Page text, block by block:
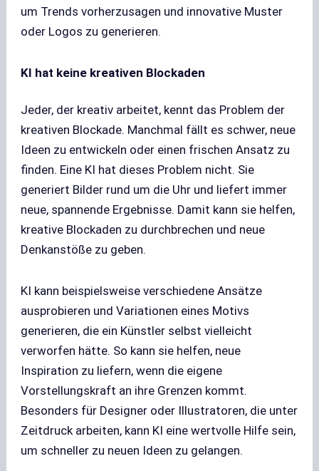
um Trends vorherzusagen und innovative Muster
oder Logos zu generieren.
KI hat keine kreativen Blockaden
Jeder, der kreativ arbeitet, kennt das Problem der
kreativen Blockade. Manchmal fällt es schwer, neue
Ideen zu entwickeln oder einen frischen Ansatz zu
finden. Eine KI hat dieses Problem nicht. Sie
generiert Bilder rund um die Uhr und liefert immer
neue, spannende Ergebnisse. Damit kann sie helfen,
kreative Blockaden zu durchbrechen und neue
Denkanstöße zu geben.
KI kann beispielsweise verschiedene Ansätze
ausprobieren und Variationen eines Motivs
generieren, die ein Künstler selbst vielleicht
verworfen hätte. So kann sie helfen, neue
Inspiration zu liefern, wenn die eigene
Vorstellungskraft an ihre Grenzen kommt.
Besonders für Designer oder Illustratoren, die unter
Zeitdruck arbeiten, kann KI eine wertvolle Hilfe sein,
um schneller zu neuen Ideen zu gelangen.